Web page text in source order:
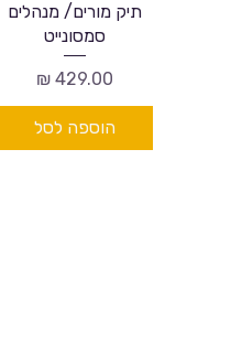
תיק מורים/ מנהלים
סמסונייט
מחיר
הוספה לסל